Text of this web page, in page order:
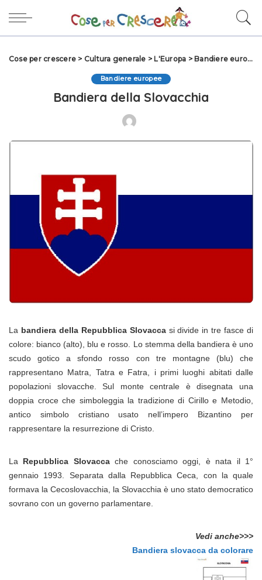
Cose per crescere > Cultura generale > L'Europa > Bandiere europee
Bandiere europee
Bandiera della Slovacchia
La bandiera della Repubblica Slovaccasi divide in tre fasce di
colore: bianco (alto), blu e rosso. Lo stemma della bandiera è uno
scudo gotico a sfondo rosso con tre montagne (blu) che
rappresentano Matra, Tatra e Fatra, i primi luoghi abitati dalle
popolazioni slovacche. Sul monte centrale è disegnata una
doppia croce che simboleggia la tradizione di Cirillo e Metodio,
antico simbolo cristiano usato nell’impero Bizantino per
rappresentare la resurrezione di Cristo.
La Repubblica Slovaccache conosciamo oggi, è nata il 1°
gennaio 1993. Separata dalla Repubblica Ceca, con la quale
formava la Cecoslovacchia, la Slovacchia è uno stato democratico
sovrano con un governo parlamentare.
Vedi anche>>>
Bandiera slovacca da colorare